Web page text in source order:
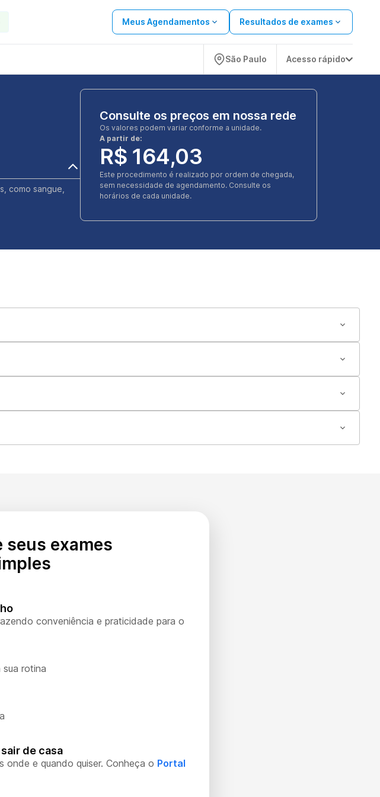
Meus Agendamentos Resultados de exames
São Paulo Acesso rápido
como sangue,
Consulte os preços em nossa rede
Os valores podem variar conforme a unidade.
A partir de:
R$ 164,03
Este procedimento é realizado por ordem de chegada,
sem necessidade de agendamento. Consulte os
horários de cada unidade.
seus exames
conveniência e praticidade para o
sua rotina
de casa
onde e quando quiser. Conheça o Portal